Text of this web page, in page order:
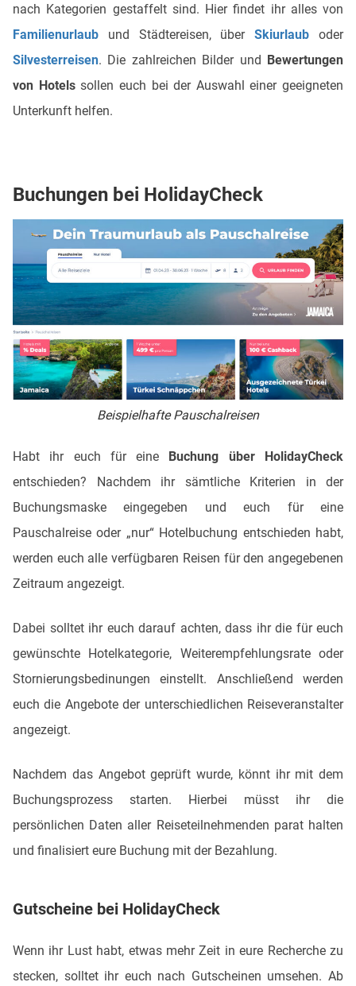
nach Kategorien gestaffelt sind. Hier findet ihr alles von
Familienurlaub und Städtereisen, überSkiurlaub oder
Silvesterreisen. Die zahlreichen Bilder und Bewertungen
von Hotelssollen euch bei der Auswahl einer geeigneten
Unterkunft helfen.
Buchungen bei HolidayCheck
Beispielhafte Pauschalreisen
Habt ihr euch für eine Buchung über HolidayCheck
entschieden? Nachdem ihr sämtliche Kriterien in der
Buchungsmaske eingegeben und euch für eine
Pauschalreise oder „nur“ Hotelbuchung entschieden habt,
werden euch alle verfügbaren Reisen für den angegebenen
Zeitraum angezeigt.
Dabei solltet ihr euch darauf achten, dass ihr die für euch
gewünschte Hotelkategorie, Weiterempfehlungsrate oder
Stornierungsbedinungen einstellt. Anschließend werden
euch die Angebote der unterschiedlichen Reiseveranstalter
angezeigt.
Nachdem das Angebot geprüft wurde, könnt ihr mit dem
Buchungsprozess starten. Hierbei müsst ihr die
persönlichen Daten aller Reiseteilnehmenden parat halten
und finalisiert eure Buchung mit der Bezahlung.
Gutscheine bei HolidayCheck
Wenn ihr Lust habt, etwas mehr Zeit in eure Recherche zu
stecken, solltet ihr euch nach Gutscheinen umsehen. Ab